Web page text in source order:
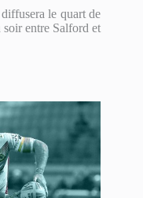
le quart de
entre Salford et